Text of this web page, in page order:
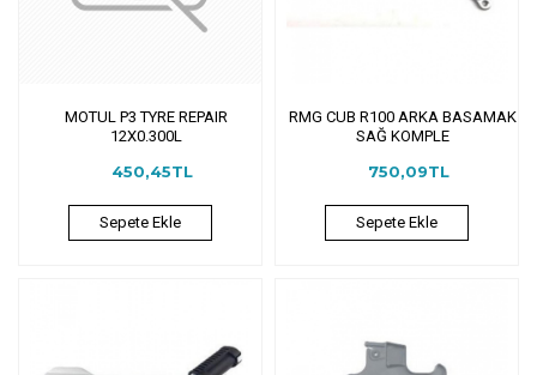
MOTUL P3 TYRE REPAIR
12X0.300L
450,45TL
Sepete Ekle
RMG CUB R100 ARKA BASAMAK
SAĞ KOMPLE
750,09TL
Sepete Ekle